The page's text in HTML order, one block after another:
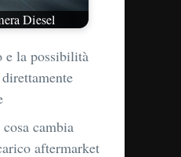
Diesel
e la possibilità
cambia
aftermarket